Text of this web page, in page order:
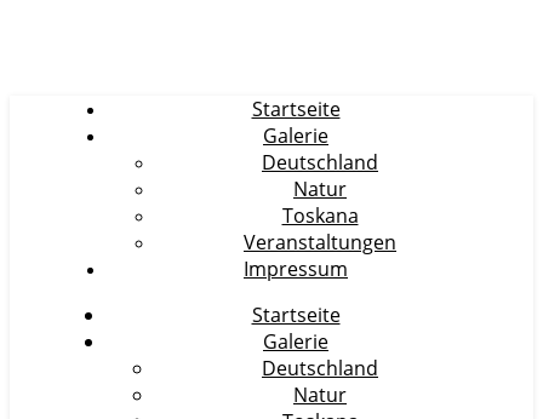
Startseite
Galerie
Deutschland
Natur
Toskana
Veranstaltungen
Impressum
Startseite
Galerie
Deutschland
Natur